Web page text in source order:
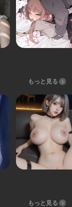
もっと見る
もっと見る